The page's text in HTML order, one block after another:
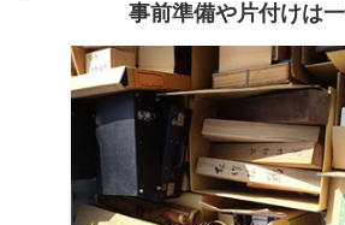
事前準備や片付けは